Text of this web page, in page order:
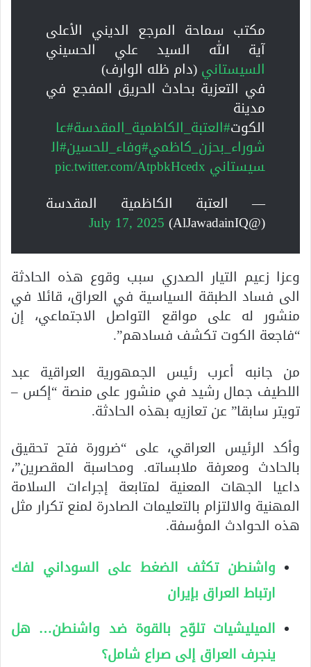
مكتب سماحة المرجع الديني الأعلى
آية الله السيد علي الحسيني
السيستاني (دام ظله الوارف)
في التعزية بحادث الحريق المفجع في
مدينة
الكوت#العتبة_الكاظمية_المقدسة#عا
شوراء_بحزن_كاظمي#وفاء_للحسين#ال
سيستاني pic.twitter.com/AtpbkHcedx
— العتبة الكاظمية المقدسة
(@AlJawadainIQ)
July 17, 2025
وعزا زعيم التيار الصدري سبب وقوع هذه الحادثة
الى فساد الطبقة السياسية في العراق، قائلا في
منشور له على مواقع التواصل الاجتماعي، إن
“فاجعة الكوت تكشف فسادهم”.
من جانبه أعرب رئيس الجمهورية العراقية عبد
اللطيف جمال رشيد في منشور على منصة “إكس –
تويتر سابقا” عن تعازيه بهذه الحادثة.
وأكد الرئيس العراقي، على “ضرورة فتح تحقيق
بالحادث ومعرفة ملابساته. ومحاسبة المقصرين”،
داعيا الجهات المعنية لمتابعة إجراءات السلامة
المهنية والالتزام بالتعليمات الصادرة لمنع تكرار مثل
هذه الحوادث المؤسفة.
واشنطن تكثف الضغط على السوداني لفك
ارتباط العراق بإيران
الميليشيات تلوّح بالقوة ضد واشنطن… هل
ينجرف العراق إلى صراع شامل؟